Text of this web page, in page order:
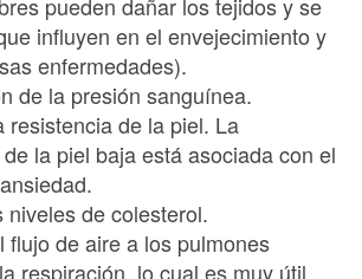
influyen en el envejecimiento y
enfermedades).
de la presión sanguínea.
resistencia de la piel. La
la piel baja está asociada con el
niveles de colesterol.
flujo de aire a los pulmones
respiración, lo cual es muy útil